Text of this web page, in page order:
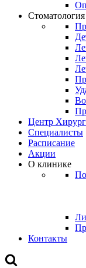
Стоматология
Центр
Специалисты
Расписание
Акции
О клинике
Контакты